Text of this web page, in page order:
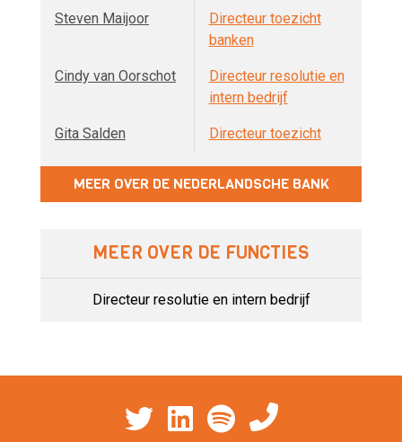
Steven Maijoor
Directeur toezicht
banken
Cindy van Oorschot
Directeur resolutie en
intern bedrijf
Gita Salden Directeur toezicht
MEER OVER DE NEDERLANDSCHE BANK
MEER OVER DE FUNCTIES
Directeur resolutie en intern bedrijf